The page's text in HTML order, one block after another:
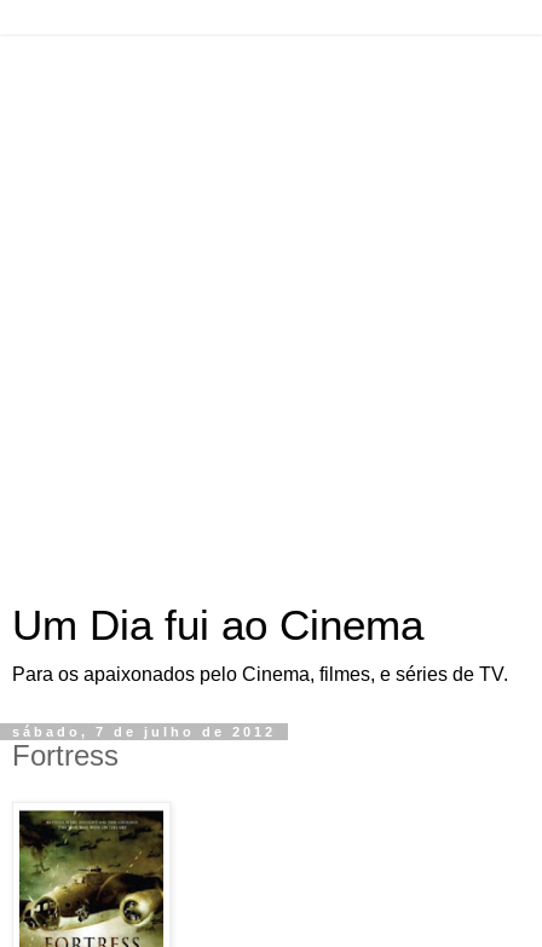
Um Dia fui ao Cinema
Para os apaixonados pelo Cinema, filmes, e séries de TV.
sábado, 7 de julho de 2012
Fortress